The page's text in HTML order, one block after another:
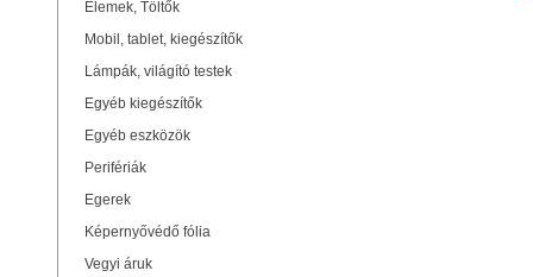
Elemek, Töltők
Mobil, tablet, kiegészítők
Lámpák, világító testek
Egyéb kiegészítők
Egyéb eszközök
Perifériák
Egerek
Képernyővédő fólia
Vegyi áruk